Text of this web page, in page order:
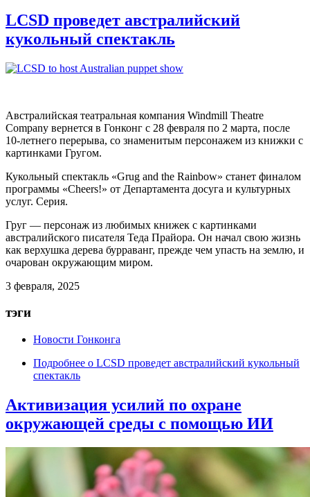
LCSD проведет австралийский
кукольный спектакль
Австралийская театральная компания Windmill Theatre
Company вернется в Гонконг с 28 февраля по 2 марта, после
10-летнего перерыва, со знаменитым персонажем из книжки с
картинками Гругом.
Кукольный спектакль «Grug and the Rainbow» станет финалом
программы «Cheers!» от Департамента досуга и культурных
услуг. Серия.
Груг — персонаж из любимых книжек с картинками
австралийского писателя Теда Прайора. Он начал свою жизнь
как верхушка дерева бурраванг, прежде чем упасть на землю, и
очарован окружающим миром.
3 февраля, 2025
тэги
Новости Гонконга
Подробнее о LCSD проведет австралийский кукольный
спектакль
Активизация усилий по охране
окружающей среды с помощью ИИ